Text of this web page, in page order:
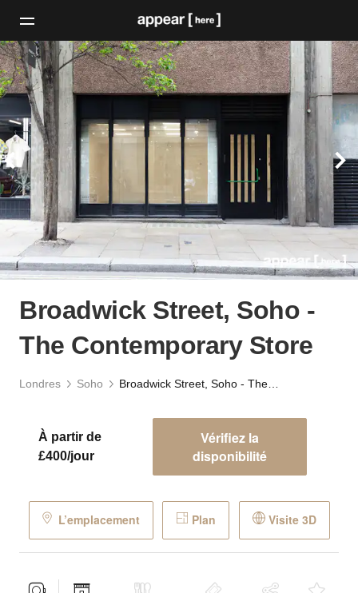
Broadwick Street, Soho -
The Contemporary Store
Londres Soho
À partir de
£400/jour
Vérifiez la
disponibilité
L’emplacement Plan Visite 3D